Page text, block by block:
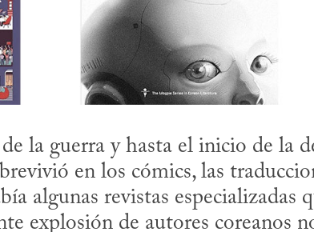
en los cómics, las
algunas revistas especializadas
explosión de autores coreanos